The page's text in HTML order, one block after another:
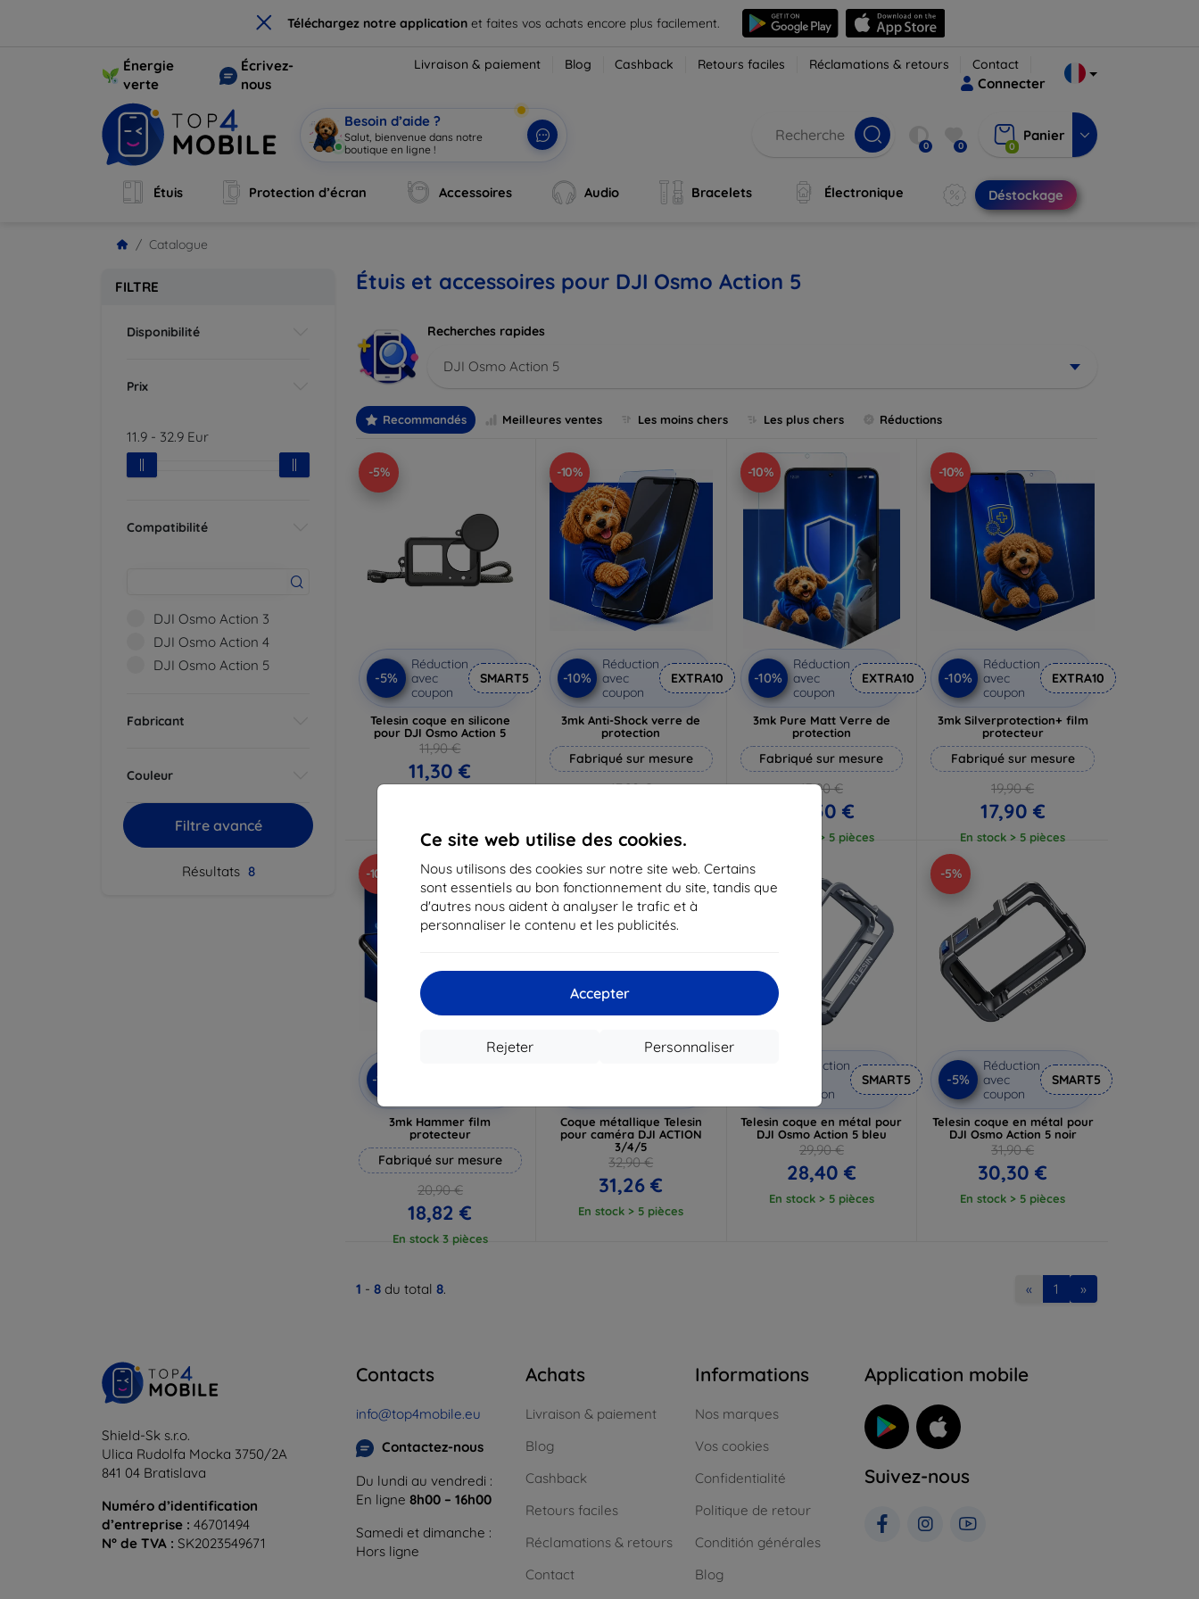
× Téléchargez notre application et faites vos achats encore plus facilement.
Ce site web utilise des cookies.
Nous utilisons des cookies sur notre site web. Certains
sont essentiels au bon fonctionnement du site, tandis que
d'autres nous aident à analyser le trafic et à
personnaliser le contenu et les publicités.
Accepter
Personnaliser
Rejeter
Énergie
verte
Écrivez-
nous
Livraison & paiement Blog Cashback Retours faciles Réclamations & retours Contact
Connecter
Besoin d’aide ?
Salut, bienvenue dans notre
boutique en ligne !
0 0 0
Panier
Étuis Protection d’écran Accessoires Audio Bracelets Électronique Déstockage
Catalogue
FILTRE
Disponibilité
Prix
11.9 - 32.9 Eur
Compatibilité
DJI Osmo Action 3
DJI Osmo Action 4
DJI Osmo Action 5
Fabricant
Couleur
Filtre avancé
Résultats 8
Étuis et accessoires pour DJI Osmo Action 5
Recherches rapides
DJI Osmo Action 5
Recommandés Meilleures ventes Les moins chers Les plus chers Réductions
-5%
-5%
Réduction
avec
coupon
SMART5
Telesin coque en silicone
pour DJI Osmo Action 5
11,90 €
11,30 €
-10%
-10%
Réduction
avec
coupon
EXTRA10
3mk Anti-Shock verre de
protection
Fabriqué sur mesure
17,90 €
En stock > 5 pièces
-10%
-10%
Réduction
avec
coupon
EXTRA10
3mk Pure Matt Verre de
protection
Fabriqué sur mesure
13,90 €
12,50 €
En stock > 5 pièces
-10%
-10%
Réduction
avec
coupon
EXTRA10
3mk Silverprotection+ film
protecteur
Fabriqué sur mesure
19,90 €
17,90 €
En stock > 5 pièces
-10%
-10%
3mk Hammer film
protecteur
Fabriqué sur mesure
20,90 €
18,82 €
En stock 3 pièces
-5%
Coque métallique Telesin
pour caméra DJI ACTION
3/4/5
32,90 €
31,26 €
En stock > 5 pièces
-5%
Réduction
coupon
SMART5
Telesin coque en métal pour
DJI Osmo Action 5 bleu
29,90 €
28,40 €
En stock > 5 pièces
-5%
-5%
Réduction
avec
coupon
SMART5
Telesin coque en métal pour
DJI Osmo Action 5 noir
31,90 €
30,30 €
En stock > 5 pièces
1 - 8 du total 8. « 1 »
Shield-Sk s.r.o.
Ulica Rudolfa Mocka 3750/2A
841 04 Bratislava
Numéro d’identification
d’entreprise : 46701494
N° de TVA : SK2023549671
Contacts
info@top4mobile.eu
Contactez-nous
Du lundi au vendredi :
En ligne 8h00 – 16h00
Samedi et dimanche :
Hors ligne
Achats
Livraison & paiement
Blog
Cashback
Retours faciles
Réclamations & retours
Contact
Informations
Nos marques
Vos cookies
Confidentialité
Politique de retour
Conditión générales
Blog
Application mobile
Suivez-nous